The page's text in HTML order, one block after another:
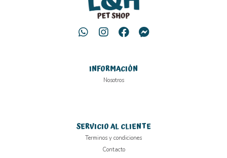
INFORMACIÓN
Nosotros
SERVICIO AL CLIENTE
Terminos y condiciones
Contacto